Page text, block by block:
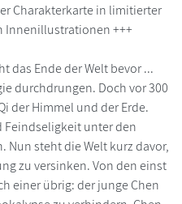
Charakterkarte in limitierter
Innenillustrationen +++
das Ende der Welt bevor ...
durchdrungen. Doch vor 300
der Himmel und der Erde.
Feindseligkeit unter den
Nun steht die Welt kurz davor,
zu versinken. Von den einst
einer übrig: der junge Chen